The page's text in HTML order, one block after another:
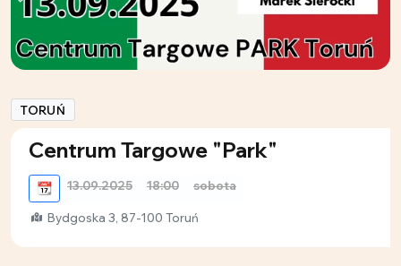
TORUŃ
Centrum Targowe "Park"
📆 13.09.2025 18:00 sobota
Bydgoska 3, 87-100 Toruń